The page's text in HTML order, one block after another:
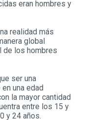
eran hombres y
realidad más
global
de los hombres
ser una
una edad
la mayor cantidad
entre los 15 y
y 24 años.